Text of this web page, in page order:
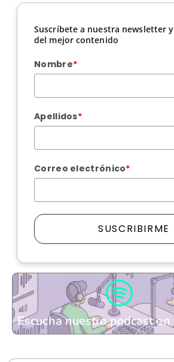
Suscríbete a nuestra newsletter
del mejor contenido
Nombre*
Apellidos*
Correo electrónico*
SUSCRIBIRME
Escucha nuestro podcast